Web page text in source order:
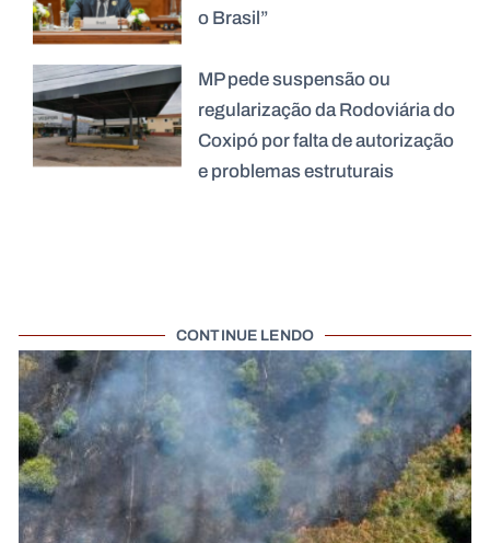
o Brasil”
MP pede suspensão ou
regularização da Rodoviária do
Coxipó por falta de autorização
e problemas estruturais
CONTINUE LENDO